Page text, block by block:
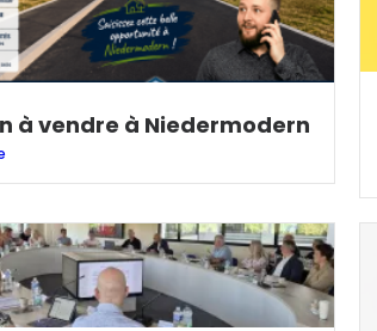
à vendre à Niedermodern